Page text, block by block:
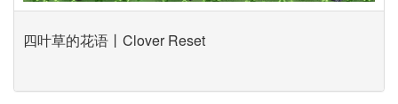
四叶草的花语丨Clover Reset